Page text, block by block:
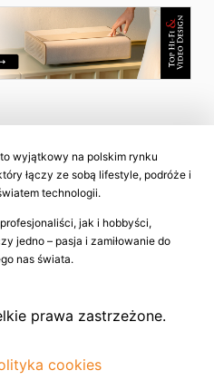
to wyjątkowy na polskim rynku
łączy ze sobą lifestyle, podróże i
technologii.
jak i hobbyści,
jedno – pasja i zamiłowanie do
nas świata.
prawa zastrzeżone.
cookies